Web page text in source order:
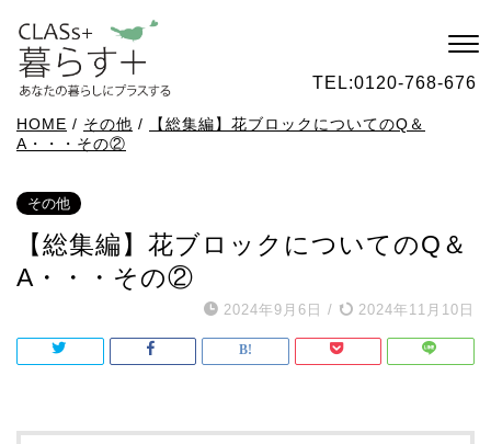
TEL:0120-768-676
HOME / その他 /
【総集編】花ブロックについてのQ＆
A・・・その②
その他
【総集編】花ブロックについてのQ＆
A・・・その②
2024年9月6日 / 2024年11月10日